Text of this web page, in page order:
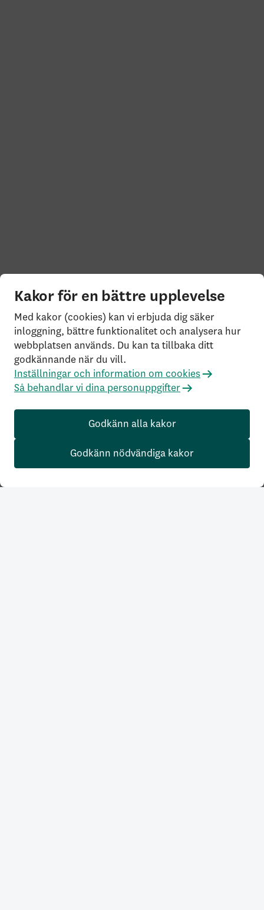
Kakor för en bättre upplevelse
Med kakor (cookies) kan vi erbjuda dig säker
inloggning, bättre funktionalitet och analysera hur
webbplatsen används. Du kan ta tillbaka ditt
godkännande när du vill.
Inställningar och information om cookies
Så behandlar vi dina personuppgifter
Godkänn alla kakor
Godkänn nödvändiga kakor